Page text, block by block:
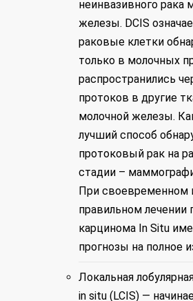
неинвазивного рака
железы. DCIS
раковые клетки
только в молочных
распространились
протоков в другие
молочной железы.
лучший способ
протоковый рак на
стадии –
При своевременном
правильном лечении
карцинома In Situ
прогнозы на полное
Локальная
in situ (LCIS) —